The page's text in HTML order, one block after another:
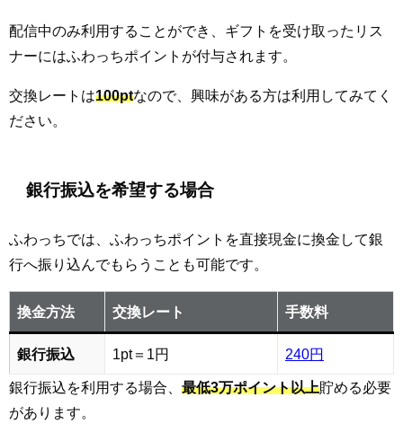
配信中のみ利用することができ、ギフトを受け取ったリス
ナーにはふわっちポイントが付与されます。
交換レートは100ptなので、興味がある方は利用してみてく
ださい。
銀行振込を希望する場合
ふわっちでは、ふわっちポイントを直接現金に換金して銀
行へ振り込んでもらうことも可能です。
換金方法 交換レート 手数料
銀行振込 1pt＝1円 240円
銀行振込を利用する場合、 最低3万ポイント以上貯める必要
があります。